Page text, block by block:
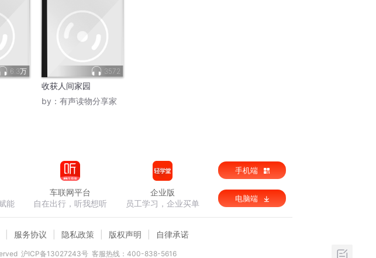
6.3万 3572
收获人间家园
by： 有声读物分享家
能
车联网平台
自在出行，听我想听
企业版
员工学习，企业买单
手机端
电脑端
服务协议 隐私政策 版权声明 自律承诺
沪ICP备13027243号 客服热线：400-838-5616